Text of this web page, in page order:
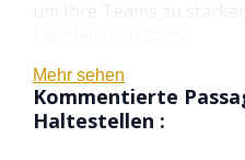
Mehr sehen
Kommentierte
Haltestellen :